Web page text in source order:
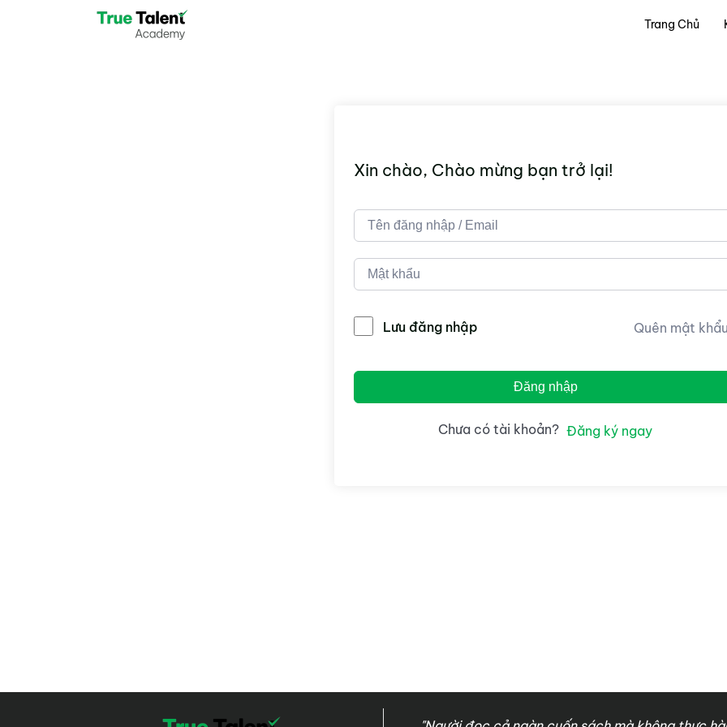
Trang Chủ
Xin chào, Chào mừng bạn trở lại!
Lưu đăng nhập Quên mật
Đăng nhập
Chưa có tài khoản? Đăng ký ngay